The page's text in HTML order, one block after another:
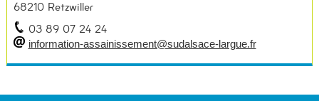
68210 Retzwiller
03 89 07 24 24
information-assainissement@sudalsace-largue.fr